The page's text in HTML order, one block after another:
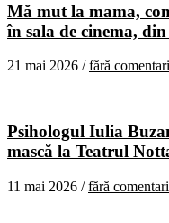
Mă mut la mama,
în sala de cinema,
21 mai 2026 /fără
Psihologul Iulia
mască la Teatrul
11 mai 2026 /fără